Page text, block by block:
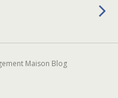
Maison Blog